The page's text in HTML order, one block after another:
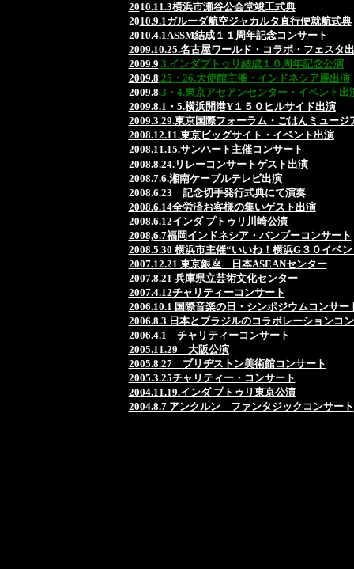
2010.11.3横浜市瀬谷公会堂竣工式典
2010.9.1ガルーダ航空ジャカルタ直行便就航式典
2010.4.1ASSM結成１１周年記念コンサート
2009.10.25.名古屋ワールド・コラボ・フェスタ
2009.9.3.インダプトゥリ結成１０周年記念公演
2009.8.25・26.大使館主催・インドネシア展出演
2009.8.3・4.東京アセアンセンター・イベント出
2009.8.1・5.横浜開港Y１５０ヒルサイド出演
2009.3.29.東京国際フォーラム・ごはんミュージ
2008.12.11.東京ビッグサイト・イベント出演
2008.11.15.サンハート主催コンサート
2008.8.24.リレーコンサートゲスト出演
2008.7.6.湘南ケーブルテレビ出演
2008.6.23 記念切手発行式典にて演奏
2008.6.14全労済お客様の集いゲスト出演
2008.6.12インダ プトゥリ川崎公演
2008,6.7福岡インドネシア・バンブーコンサート
2008.5.30 横浜市主催“いいね！横浜G３０イベ
2007.12.21 東京銀座 日本ASEANセンター
2007.8.21 兵庫県立芸術文化センター
2007.4.12チャリティーコンサート
2006.10.1 国際音楽の日・シンポジウムコンサー
2006.8.3 日本とブラジルのコラボレーションコ
2006.4.1 チャリティーコンサート
2005.11.29 大阪公演
2005.8.27 ブリヂストン美術館コンサート
2005.3.25チャリティー・コンサート
2004.11.19.インダ プトゥリ東京公演
2004.8.7 アンクルン ファンタジックコンサート